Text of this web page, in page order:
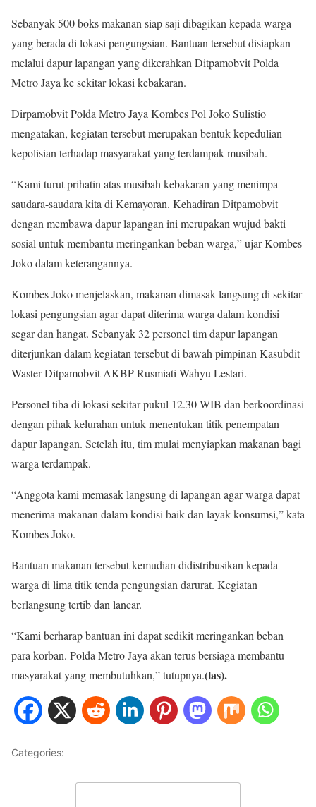
Sebanyak 500 boks makanan siap saji dibagikan kepada warga
yang berada di lokasi pengungsian. Bantuan tersebut disiapkan
melalui dapur lapangan yang dikerahkan Ditpamobvit Polda
Metro Jaya ke sekitar lokasi kebakaran.
Dirpamobvit Polda Metro Jaya Kombes Pol Joko Sulistio
mengatakan, kegiatan tersebut merupakan bentuk kepedulian
kepolisian terhadap masyarakat yang terdampak musibah.
“Kami turut prihatin atas musibah kebakaran yang menimpa
saudara-saudara kita di Kemayoran. Kehadiran Ditpamobvit
dengan membawa dapur lapangan ini merupakan wujud bakti
sosial untuk membantu meringankan beban warga,” ujar Kombes
Joko dalam keterangannya.
Kombes Joko menjelaskan, makanan dimasak langsung di sekitar
lokasi pengungsian agar dapat diterima warga dalam kondisi
segar dan hangat. Sebanyak 32 personel tim dapur lapangan
diterjunkan dalam kegiatan tersebut di bawah pimpinan Kasubdit
Waster Ditpamobvit AKBP Rusmiati Wahyu Lestari.
Personel tiba di lokasi sekitar pukul 12.30 WIB dan berkoordinasi
dengan pihak kelurahan untuk menentukan titik penempatan
dapur lapangan. Setelah itu, tim mulai menyiapkan makanan bagi
warga terdampak.
“Anggota kami memasak langsung di lapangan agar warga dapat
menerima makanan dalam kondisi baik dan layak konsumsi,” kata
Kombes Joko.
Bantuan makanan tersebut kemudian didistribusikan kepada
warga di lima titik tenda pengungsian darurat. Kegiatan
berlangsung tertib dan lancar.
“Kami berharap bantuan ini dapat sedikit meringankan beban
para korban. Polda Metro Jaya akan terus bersiaga membantu
masyarakat yang membutuhkan,” tutupnya.(las).
Categories: